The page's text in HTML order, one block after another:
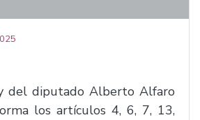
los artículos 4, 6, 7, 13,